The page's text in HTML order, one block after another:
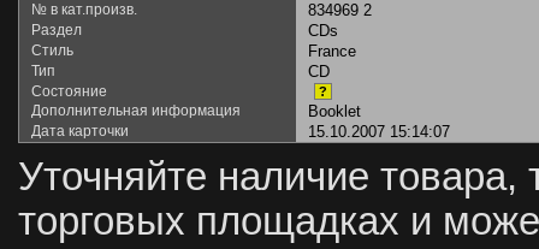
№ в кат.произв. 834969 2
Раздел CDs
Стиль France
Тип CD
Состояние ?
Дополнительная информация Booklet
Дата карточки 15.10.2007 15:14:07
Уточняйте наличие товара,
торговых площадках и